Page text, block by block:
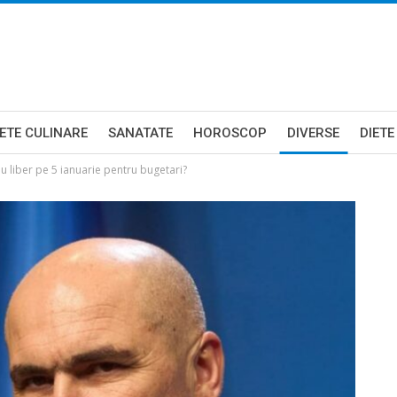
CULINARE SANATATE HOROSCOP DIVERSE DIETE
liber pe 5 ianuarie pentru bugetari?